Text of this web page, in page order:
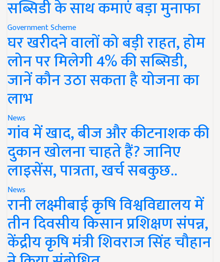
सब्सिडी के साथ कमाएं बड़ा मुनाफा
Government Scheme
घर खरीदने वालों को बड़ी राहत, होम
लोन पर मिलेगी 4% की सब्सिडी,
जानें कौन उठा सकता है योजना का
लाभ
News
गांव में खाद, बीज और कीटनाशक की
दुकान खोलना चाहते हैं? जानिए
लाइसेंस, पात्रता, खर्च सबकुछ..
News
रानी लक्ष्मीबाई कृषि विश्वविद्यालय में
तीन दिवसीय किसान प्रशिक्षण संपन्न,
केंद्रीय कृषि मंत्री शिवराज सिंह चौहान